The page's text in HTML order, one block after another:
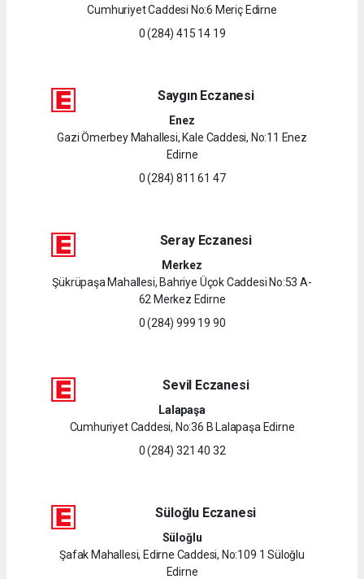
Cumhuriyet Caddesi No:6 Meriç Edirne
0 (284) 415 14 19
Saygın Eczanesi
Enez
Gazi Ömerbey Mahallesi, Kale Caddesi, No:11 Enez
Edirne
0 (284) 811 61 47
Seray Eczanesi
Merkez
Şükrüpaşa Mahallesi, Bahriye Üçok Caddesi No:53 A-
62 Merkez Edirne
0 (284) 999 19 90
Sevil Eczanesi
Lalapaşa
Cumhuriyet Caddesi, No:36 B Lalapaşa Edirne
0 (284) 321 40 32
Süloğlu Eczanesi
Süloğlu
Şafak Mahallesi, Edirne Caddesi, No:109 1 Süloğlu
Edirne